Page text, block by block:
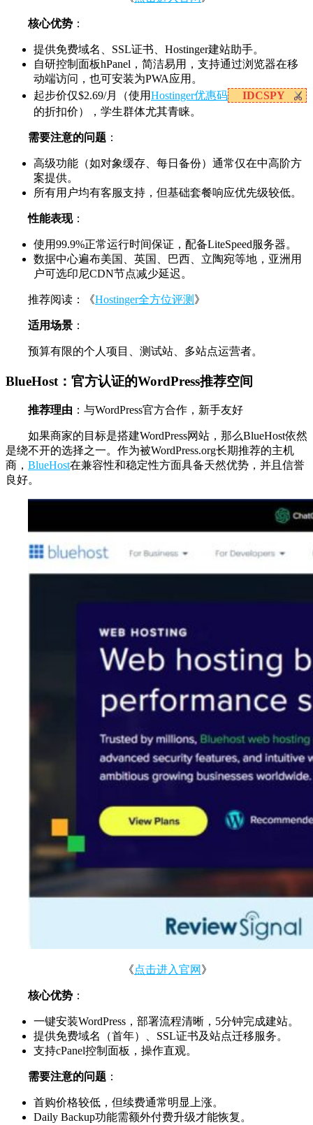
核心优势 ：
提供免费域名、SSL证书、Hostinger建站助手。
自研控制面板hPanel，简洁易用，支持通过浏览器在移
动端访问，也可安装为PWA应用。
起步价仅$2.69/月（使用Hostinger优惠码
IDCSPY
的折扣价），学生群体尤其青睐。
需要注意的问题 ：
高级功能（如对象缓存、每日备份）通常仅在中高阶方
案提供。
所有用户均有客服支持，但基础套餐响应优先级较低。
性能表现：
使用99.9%正常运行时间保证，配备LiteSpeed服务器。
数据中心遍布美国、英国、巴西、立陶宛等地，亚洲用
户可选印尼CDN节点减少延迟。
推荐阅读：《Hostinger全方位评测 》
适用场景 ：
预算有限的个人项目、测试站、多站点运营者。
BlueHost：官方认证的WordPress推荐空间
推荐理由 ：与WordPress官方合作，新手友好
如果商家的目标是搭建WordPress网站，那么BlueHost依然
是绕不开的选择之一。作为被WordPress.org长期推荐的主机
商， BlueHost在兼容性和稳定性方面具备天然优势，并且信誉
良好。
《点击进入官网 》
核心优势 ：
一键安装WordPress，部署流程清晰，5分钟完成建站。
提供免费域名（首年）、SSL证书及站点迁移服务。
支持cPanel控制面板，操作直观。
需要注意的问题 ：
首购价格较低，但续费通常明显上涨。
Daily Backup功能需额外付费升级才能恢复。